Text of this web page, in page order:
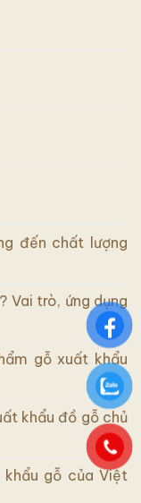
đến chất lượng
Vai trò, ứng dụng
gỗ xuất khẩu
khẩu đồ gỗ chủ
gỗ của Việt